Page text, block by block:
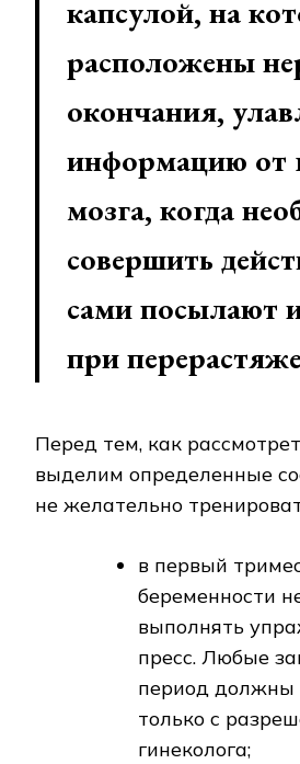
капсулой, на
расположены
окончания,
информацию от
мозга, когда
совершить
сами посылают
при
Перед тем, как
выделим определенные
не желательно
в первый
беременности
выполнять
пресс. Любые
период должны
только с
гинеколога;